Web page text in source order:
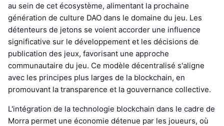
au sein de cet écosystème, alimentant la prochaine
génération de culture DAO dans le domaine du jeu. Les
détenteurs de jetons se voient accorder une influence
significative sur le développement et les décisions de
publication des jeux, favorisant une approche
communautaire du jeu. Ce modèle décentralisé s'aligne
avec les principes plus larges de la blockchain, en
promouvant la transparence et la gouvernance collective.
L'intégration de la technologie blockchain dans le cadre de
Morra permet une économie détenue par les joueurs, où